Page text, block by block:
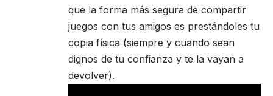
que la forma más segura de compartir
juegos con tus amigos es prestándoles tu
copia física (siempre y cuando sean
dignos de tu confianza y te la vayan a
devolver).